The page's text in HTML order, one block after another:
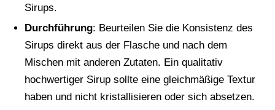
Sirups.
Durchführung: Beurteilen Sie die Konsistenz des
Sirups direkt aus der Flasche und nach dem
Mischen mit anderen Zutaten. Ein qualitativ
hochwertiger Sirup sollte eine gleichmäßige Textur
haben und nicht kristallisieren oder sich absetzen.